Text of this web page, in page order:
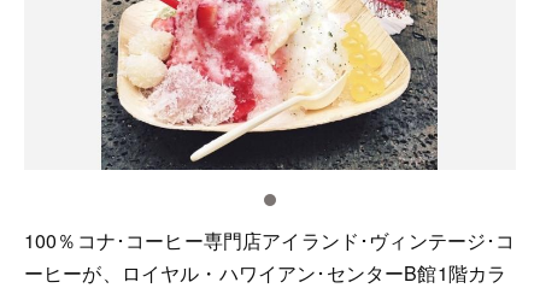
100％コナ･コーヒー専門店アイランド･ヴィンテージ･コ
ーヒーが、ロイヤル・ハワイアン･センターB館1階カラ